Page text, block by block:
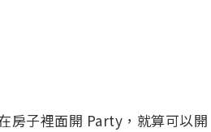
房子裡面開 Party，就算可以開